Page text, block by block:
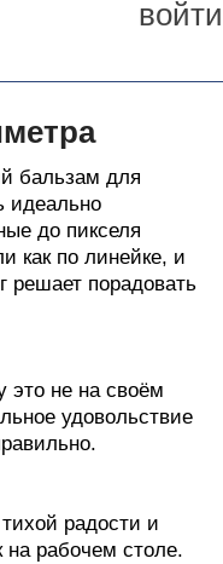
войти
бальзам для
идеально
до пикселя
как по линейке, и
решает порадовать
это не на своём
удовольствие
радости и
на рабочем столе.